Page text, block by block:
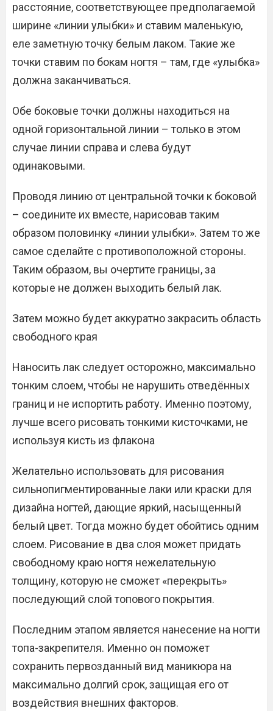
расстояние, соответствующее предполагаемой
ширине «линии улыбки» и ставим маленькую,
еле заметную точку белым лаком. Такие же
точки ставим по бокам ногтя – там, где «улыбка»
должна заканчиваться.
Обе боковые точки должны находиться на
одной горизонтальной линии – только в этом
случае линии справа и слева будут
одинаковыми.
Проводя линию от центральной точки к боковой
– соедините их вместе, нарисовав таким
образом половинку «линии улыбки». Затем то же
самое сделайте с противоположной стороны.
Таким образом, вы очертите границы, за
которые не должен выходить белый лак.
Затем можно будет аккуратно закрасить область
свободного края
Наносить лак следует осторожно, максимально
тонким слоем, чтобы не нарушить отведённых
границ и не испортить работу. Именно поэтому,
лучше всего рисовать тонкими кисточками, не
используя кисть из флакона
Желательно использовать для рисования
сильнопигментированные лаки или краски для
дизайна ногтей, дающие яркий, насыщенный
белый цвет. Тогда можно будет обойтись одним
слоем. Рисование в два слоя может придать
свободному краю ногтя нежелательную
толщину, которую не сможет «перекрыть»
последующий слой топового покрытия.
Последним этапом является нанесение на ногти
топа-закрепителя. Именно он поможет
сохранить первозданный вид маникюра на
максимально долгий срок, защищая его от
воздействия внешних факторов.